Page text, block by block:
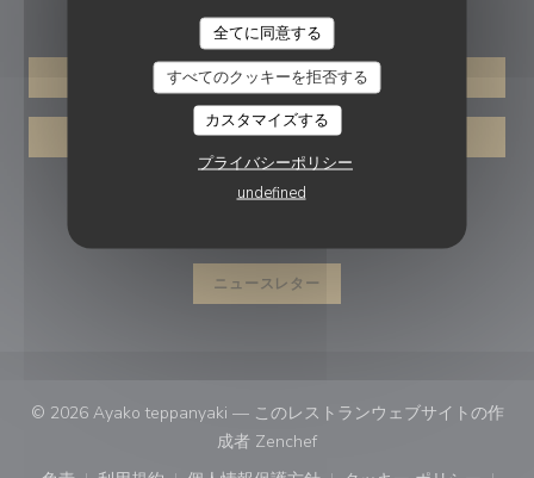
全てに同意する
すべてのクッキーを拒否する
カスタマイズする
プライバシーポリシー
undefined
予約
取り除く
フォローしてください
ニュースレター
© 2026 Ayako teppanyaki — このレストランウェブサイトの作
成者 Zenchef((新しいウィンドウで開きま
AYAKO TEPPANYAKI